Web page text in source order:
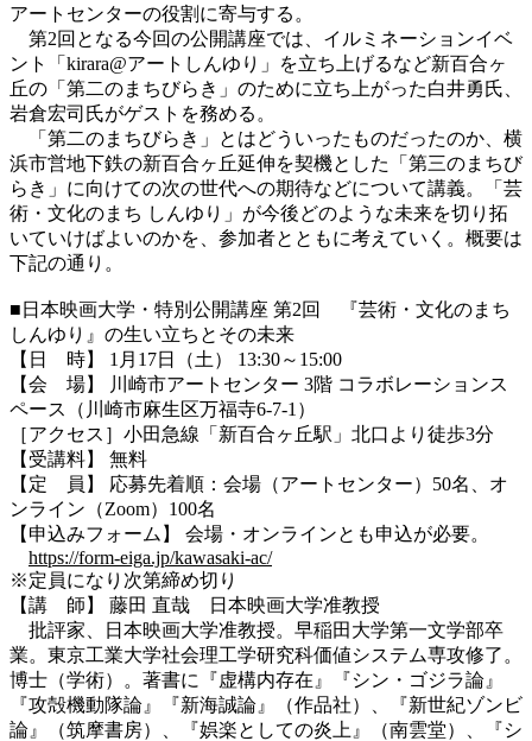
アートセンターの役割に寄与する。
第2回となる今回の公開講座では、イルミネーションイベ
ント「kirara@アートしんゆり」を立ち上げるなど新百合ヶ
丘の「第二のまちびらき」のために立ち上がった白井勇氏、
岩倉宏司氏がゲストを務める。
「第二のまちびらき」とはどういったものだったのか、横
浜市営地下鉄の新百合ヶ丘延伸を契機とした「第三のまちび
らき」に向けての次の世代への期待などについて講義。「芸
術・文化のまち しんゆり」が今後どのような未来を切り拓
いていけばよいのかを、参加者とともに考えていく。概要は
下記の通り。
■日本映画大学・特別公開講座 第2回 『芸術・文化のまち
しんゆり』の生い立ちとその未来
【日 時】 1月17日（土） 13:30～15:00
【会 場】 川崎市アートセンター 3階 コラボレーションス
ペース（川崎市麻生区万福寺6-7-1）
［アクセス］小田急線「新百合ヶ丘駅」北口より徒歩3分
【受講料】 無料
【定 員】 応募先着順：会場（アートセンター）50名、オ
ンライン（Zoom）100名
【申込みフォーム】 会場・オンラインとも申込が必要。
https://form-eiga.jp/kawasaki-ac/
※定員になり次第締め切り
【講 師】 藤田 直哉 日本映画大学准教授
批評家、日本映画大学准教授。早稲田大学第一文学部卒
業。東京工業大学社会理工学研究科価値システム専攻修了。
博士（学術）。著書に『虚構内存在』『シン・ゴジラ論』
『攻殻機動隊論』『新海誠論』（作品社）、『新世紀ゾンビ
論』（筑摩書房）、『娯楽としての炎上』（南雲堂）、『シ